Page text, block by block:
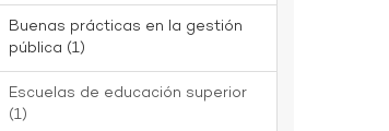
Buenas prácticas en la gestión
pública (1)
Escuelas de educación superior
(1)